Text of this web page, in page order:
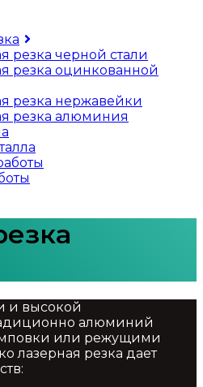
резка черной стали
резка оцинкованной
резка нержавейки
резка алюминия
и высокой
алюминий
или режущими
лазерная резка дает